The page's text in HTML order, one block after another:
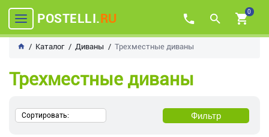
POSTELLI.RU 0
Каталог Диваны Трехместные диваны
Трехместные диваны
Сортировать: Фильтр